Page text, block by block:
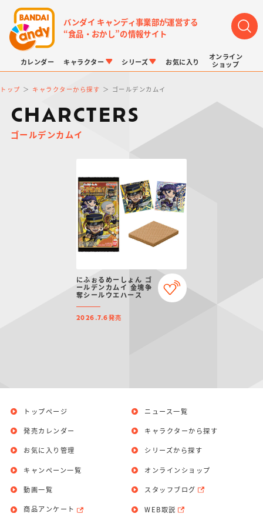
バンダイ キャンディ事業部が運営する
“食品・おかし”の情報サイト
カレンダー キャラクター
PROJECT R.E.D.・
プリキュアシリーズ
ガンダムシリーズ
ポケットモンスター
ドラゴンボール
アンパンマン
サンリオキャラクタ
シリーズ
つりグミ
チョコサプ
にふぉるめーしょん
＆スクエアシール
SMPシリーズ
ポケモンキッズ
ポケモンスケールワ
キャラデコ わ
お気に入り
オンライン
ショップ
トップ キャラクターから探す ゴールデンカムイ
CHARCTERS
ゴールデンカムイ
にふぉるめーしょん ゴ
ールデンカムイ 金塊争
奪シールウエハース
2026.7.6発売
トップページ
発売カレンダー
お気に入り管理
ニュース一覧
キャラクターから探す
シリーズから探す
キャンペーン一覧
動画一覧
商品アンケート
オンラインショップ
スタッフブログ
WEB取説